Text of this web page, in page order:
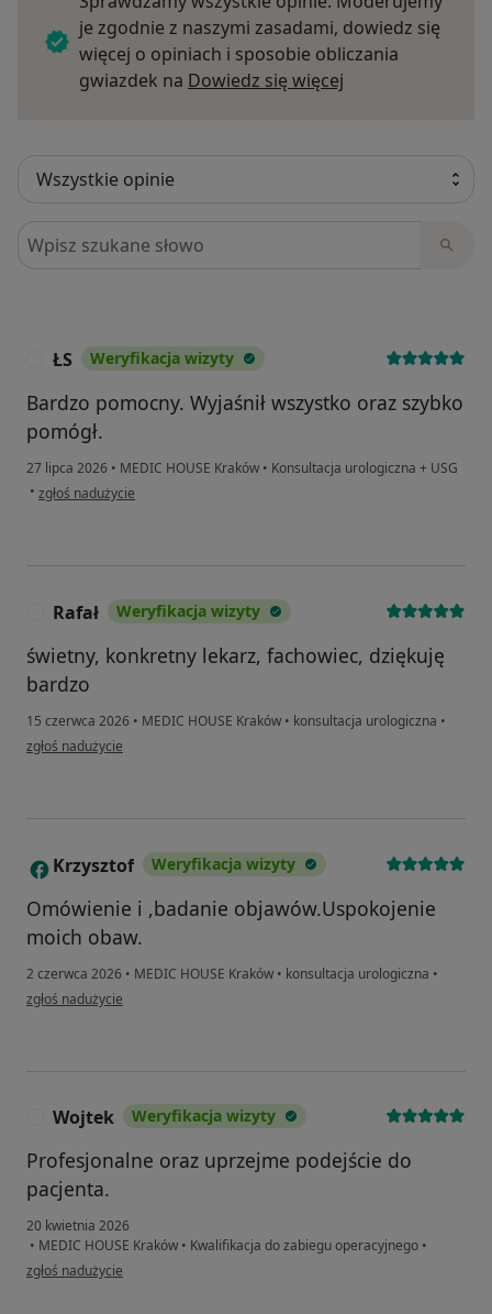
je zgodnie z naszymi zasadami, dowiedz się
więcej o opiniach i sposobie obliczania
gwiazdek na Dowiedz się więcej
Szukaj w opiniach
ŁS Weryfikacja wizyty
Bardzo pomocny. Wyjaśnił wszystko oraz szybko
pomógł.
27 lipca 2026 • MEDIC HOUSE Kraków • Konsultacja urologiczna + USG
• w opinii użytkownika ŁS
zgłoś nadużycie
Rafał Weryfikacja wizyty
świetny, konkretny lekarz, fachowiec, dziękuję
bardzo
15 czerwca 2026 • MEDIC HOUSE Kraków • konsultacja urologiczna •
w opinii użytkownika Rafał
zgłoś nadużycie
K Krzysztof Weryfikacja wizyty
Omówienie i ,badanie objawów.Uspokojenie
moich obaw.
2 czerwca 2026 • MEDIC HOUSE Kraków • konsultacja urologiczna •
w opinii użytkownika Krzysztof
zgłoś nadużycie
Wojtek Weryfikacja wizyty
Profesjonalne oraz uprzejme podejście do
pacjenta.
20 kwietnia 2026
• MEDIC HOUSE Kraków • Kwalifikacja do zabiegu operacyjnego •
w opinii użytkownika Wojtek
zgłoś nadużycie